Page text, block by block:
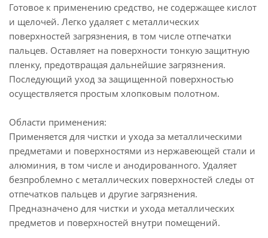
Готовое к применению средство, не содержащее кислот
и щелочей. Легко удаляет с металлических
поверхностей загрязнения, в том числе отпечатки
пальцев. Оставляет на поверхности тонкую защитную
пленку, предотвращая дальнейшие загрязнения.
Последующий уход за защищенной поверхностью
осуществляется простым хлопковым полотном.
Области применения:
Применяется для чистки и ухода за металлическими
предметами и поверхностями из нержавеющей стали и
алюминия, в том числе и анодированного. Удаляет
безпроблемно с металлических поверхностей следы от
отпечатков пальцев и другие загрязнения.
Предназначено для чистки и ухода металлических
предметов и поверхностей внутри помещений.